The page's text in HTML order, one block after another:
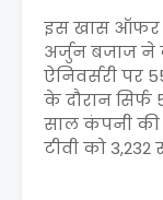
इस खास ऑफर
अर्जुन बजाज ने
ऐनिवर्सरी पर
के दौरान
साल कंपनी की
टीवी को